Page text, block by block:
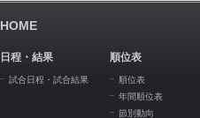
HOME
日程・結果
試合日程・試合結果
順位表
順位表
年間順位表
節別動向